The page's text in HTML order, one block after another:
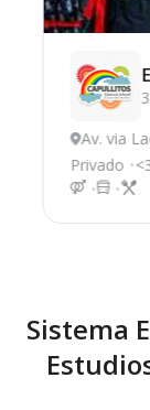
Av. via
Privado
Sistema